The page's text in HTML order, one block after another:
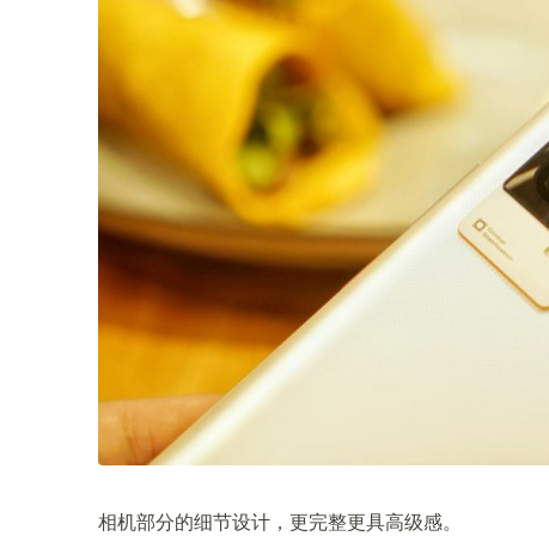
相机部分的细节设计，更完整更具高级感。